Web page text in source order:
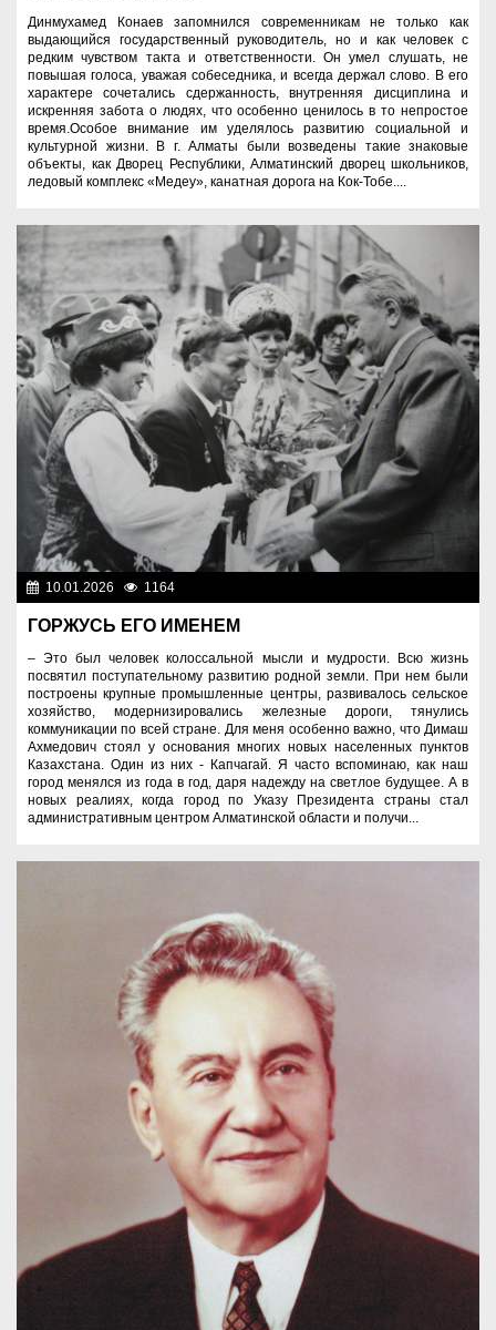
Динмухамед Конаев запомнился современникам не только как
выдающийся государственный руководитель, но и как человек с
редким чувством такта и ответственности. Он умел слушать, не
повышая голоса, уважая собеседника, и всегда держал слово. В его
характере сочетались сдержанность, внутренняя дисциплина и
искренняя забота о людях, что особенно ценилось в то непростое
время.Особое внимание им уделялось развитию социальной и
культурной жизни. В г. Алматы были возведены такие знаковые
объекты, как Дворец Республики, Алматинский дворец школьников,
ледовый комплекс «Медеу», канатная дорога на Кок-Тобе....
10.01.2026 1164
ГОРЖУСЬ ЕГО ИМЕНЕМ
– Это был человек колоссальной мысли и мудрости. Всю жизнь
посвятил поступательному развитию родной земли. При нем были
построены крупные промышленные центры, развивалось сельское
хозяйство, модернизировались железные дороги, тянулись
коммуникации по всей стране. Для меня особенно важно, что Димаш
Ахмедович стоял у основания многих новых населенных пунктов
Казахстана. Один из них - Капчагай. Я часто вспоминаю, как наш
город менялся из года в год, даря надежду на светлое будущее. А в
новых реалиях, когда город по Указу Президента страны стал
административным центром Алматинской области и получи...